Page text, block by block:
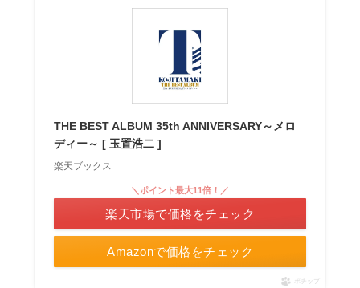
THE BEST ALBUM 35th ANNIVERSARY～メロ
ディー～ [ 玉置浩二 ]
楽天ブックス
Amazonで価格をチェック
＼ポイント最大11倍！／
楽天市場で価格をチェック
ポチップ